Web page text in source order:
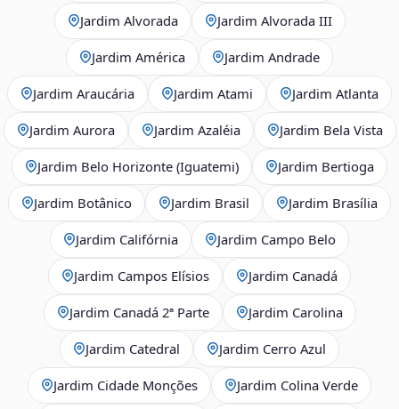
Jardim Alvorada Jardim Alvorada III
Jardim América Jardim Andrade
Jardim Araucária Jardim Atami Jardim Atlanta
Jardim Aurora Jardim Azaléia Jardim Bela Vista
Jardim Belo Horizonte (Iguatemi) Jardim Bertioga
Jardim Botânico Jardim Brasil Jardim Brasília
Jardim Califórnia Jardim Campo Belo
Jardim Campos Elísios Jardim Canadá
Jardim Canadá 2ª Parte Jardim Carolina
Jardim Catedral Jardim Cerro Azul
Jardim Cidade Monções Jardim Colina Verde